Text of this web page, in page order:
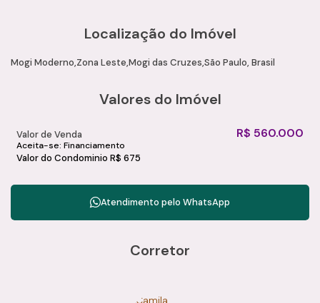
Localização do Imóvel
Mogi Moderno Zona Leste Mogi das Cruzes São Paulo, Brasil
Valores do Imóvel
R$ 560.000
Valor de Venda
Aceita-se: Financiamento
Valor do Condominio R$ 675
Atendimento pelo WhatsApp
Corretor